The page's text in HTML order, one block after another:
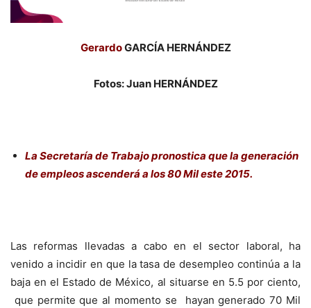
GerardoGARCÍA HERNÁNDEZ
Fotos: Juan HERNÁNDEZ
La Secretaría de Trabajo pronostica que la generación
de empleos ascenderá a los 80 Mil este 2015.
Las reformas llevadas a cabo en el sector laboral, ha
venido a incidir en que la tasa de desempleo continúa a la
baja en el Estado de México, al situarse en 5.5 por ciento,
que permite que al momento se hayan generado 70 Mil